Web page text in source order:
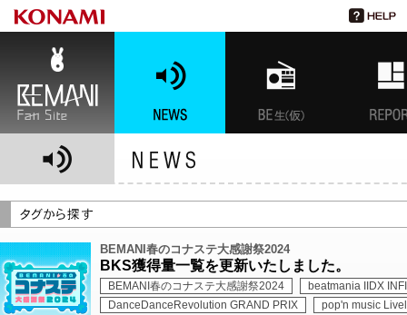
BEMANI春のコナステ大感謝祭2024
BKS獲得量一覧を更新いたしました。
BEMANI春のコナステ大感謝祭2024
beatmania IIDX
DanceDanceRevolution GRAND PRIX
pop'n music